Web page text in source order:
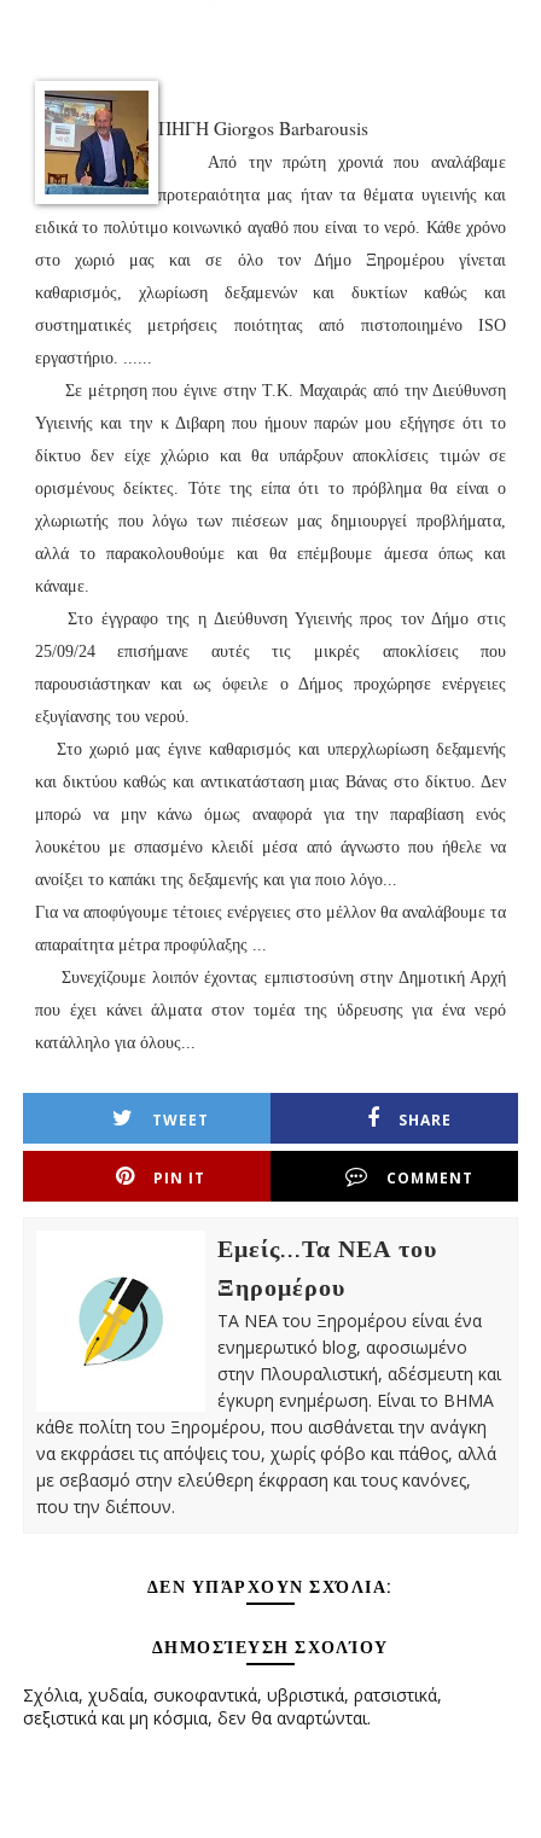
ΠΗΓΗ Giorgos Barbarousis
Από την πρώτη χρονιά που αναλάβαμε
προτεραιότητα μας ήταν τα θέματα υγιεινής και
ειδικά το πολύτιμο κοινωνικό αγαθό που είναι το νερό. Κάθε χρόνο
στο χωριό μας και σε όλο τον Δήμο Ξηρομέρου γίνεται
καθαρισμός, χλωρίωση δεξαμενών και δυκτίων καθώς και
συστηματικές μετρήσεις ποιότητας από πιστοποιημένο ISO
εργαστήριο. ......
Σε μέτρηση που έγινε στην Τ.Κ. Μαχαιράς από την Διεύθυνση
Υγιεινής και την κ Διβαρη που ήμουν παρών μου εξήγησε ότι το
δίκτυο δεν είχε χλώριο και θα υπάρξουν αποκλίσεις τιμών σε
ορισμένους δείκτες. Τότε της είπα ότι το πρόβλημα θα είναι ο
χλωριωτής που λόγω των πιέσεων μας δημιουργεί προβλήματα,
αλλά το παρακολουθούμε και θα επέμβουμε άμεσα όπως και
κάναμε.
Στο έγγραφο της η Διεύθυνση Υγιεινής προς τον Δήμο στις
25/09/24 επισήμανε αυτές τις μικρές αποκλίσεις που
παρουσιάστηκαν και ως όφειλε ο Δήμος προχώρησε ενέργειες
εξυγίανσης του νερού.
Στο χωριό μας έγινε καθαρισμός και υπερχλωρίωση δεξαμενής
και δικτύου καθώς και αντικατάσταση μιας Βάνας στο δίκτυο. Δεν
μπορώ να μην κάνω όμως αναφορά για την παραβίαση ενός
λουκέτου με σπασμένο κλειδί μέσα από άγνωστο που ήθελε να
ανοίξει το καπάκι της δεξαμενής και για ποιο λόγο...
Για να αποφύγουμε τέτοιες ενέργειες στο μέλλον θα αναλάβουμε τα
απαραίτητα μέτρα προφύλαξης ...
Συνεχίζουμε λοιπόν έχοντας εμπιστοσύνη στην Δημοτική Αρχή
που έχει κάνει άλματα στον τομέα της ύδρευσης για ένα νερό
κατάλληλο για όλους...
TWEET SHARE
PIN IT COMMENT
Εμείς...Τα ΝΕΑ του
Ξηρομέρου
ΤΑ ΝΕΑ του Ξηρομέρου είναι ένα
ενημερωτικό blog, αφοσιωμένο
στην Πλουραλιστική, αδέσμευτη και
έγκυρη ενημέρωση. Είναι το ΒΗΜΑ
κάθε πολίτη του Ξηρομέρου, που αισθάνεται την ανάγκη
να εκφράσει τις απόψεις του, χωρίς φόβο και πάθος, αλλά
με σεβασμό στην ελεύθερη έκφραση και τους κανόνες,
που την διέπουν.
ΔΕΝ ΥΠΆΡΧΟΥΝ ΣΧΌΛΙΑ:
ΔΗΜΟΣΊΕΥΣΗ ΣΧΟΛΊΟΥ
Σχόλια, χυδαία, συκοφαντικά, υβριστικά, ρατσιστικά,
σεξιστικά και μη κόσμια, δεν θα αναρτώνται.